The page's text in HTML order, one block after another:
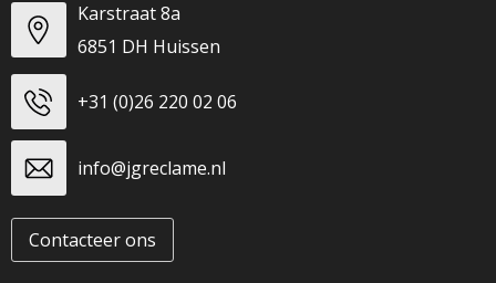
Karstraat 8a
6851 DH Huissen
+31 (0)26 220 02 06
info@jgreclame.nl
Contacteer ons